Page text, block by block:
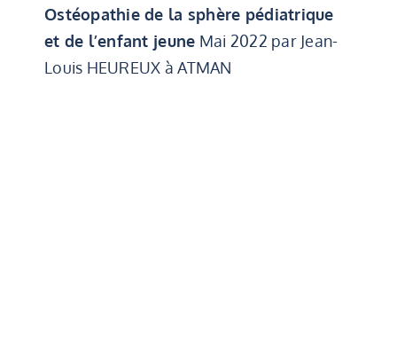
Ostéopathie de la sphère pédiatrique
et de l’enfant jeune Mai 2022 par Jean-
Louis HEUREUX à ATMAN